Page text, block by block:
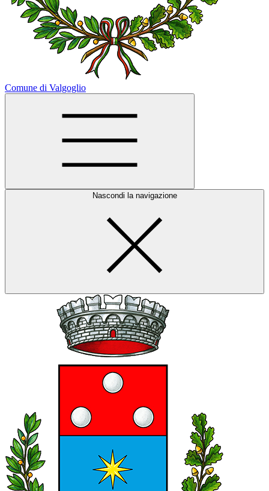
Comune di Valgoglio
Nascondi la navigazione